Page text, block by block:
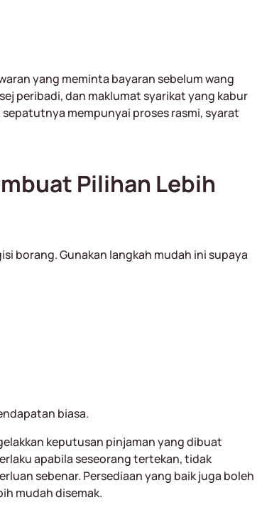
yang meminta bayaran sebelum wang
peribadi, dan maklumat syarikat yang kabur
mempunyai proses rasmi, syarat
Pilihan Lebih
borang. Gunakan langkah mudah ini supaya
biasa.
keputusan pinjaman yang dibuat
apabila seseorang tertekan, tidak
sebenar. Persediaan yang baik juga boleh
mudah disemak.